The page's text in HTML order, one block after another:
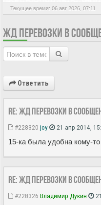
Текущее время: 06 авг 2026, 07:11
ЖД ПЕРЕВОЗКИ В
Ответить
Re: ЖД перевозки в
#228320 joy 21 апр 2014,
15-ка была удобна кому-
Re: ЖД перевозки в
#228326 Владимир Дукин